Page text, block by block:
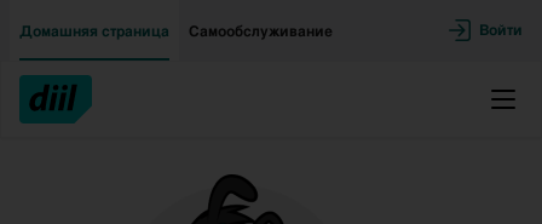
Домашняя страница
Самообслуживание Войти
Меню